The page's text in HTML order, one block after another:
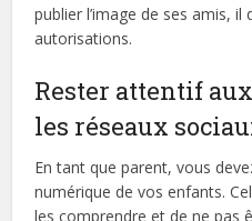
publier l’image de ses amis, il
autorisations.
Rester attentif
les réseaux
En tant que parent, vous
numérique de vos enfants.
les comprendre et de ne pas